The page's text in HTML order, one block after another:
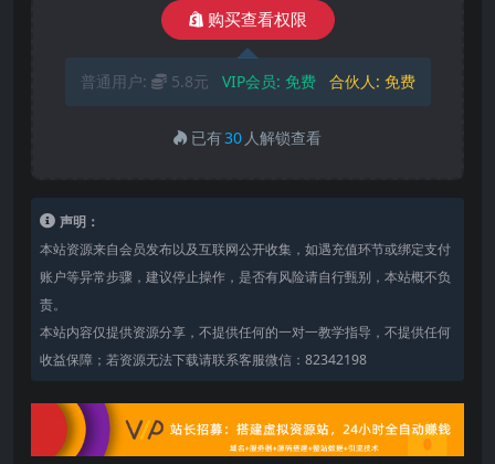
购买查看权限
普通用户: 5.8元 VIP会员: 免费 合伙人: 免费
已有30 人解锁查看
声明：
本站资源来自会员发布以及互联网公开收集，如遇充值环节或绑定支付
账户等异常步骤，建议停止操作，是否有风险请自行甄别，本站概不负
责。
本站内容仅提供资源分享，不提供任何的一对一教学指导，不提供任何
收益保障；若资源无法下载请联系客服微信：82342198